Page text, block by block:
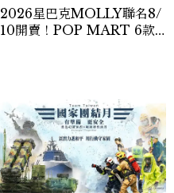
2026星巴克MOLLY聯名8/
10開賣！POP MART 6款